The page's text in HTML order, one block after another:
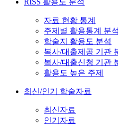
RISS 활용도 분석
자료 현황 통계
주제별 활용통계 분석
학술지 활용도 분석
복사/대출제공 기관
복사/대출신청 기관
활용도 높은 주제
최신/인기 학술자료
최신자료
인기자료